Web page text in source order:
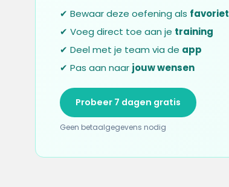
✔ Bewaar deze oefening als favoriet
✔ Voeg direct toe aan je training
✔ Deel met je team via de app
✔ Pas aan naar jouw wensen
Probeer 7 dagen gratis
Geen betaalgegevens nodig